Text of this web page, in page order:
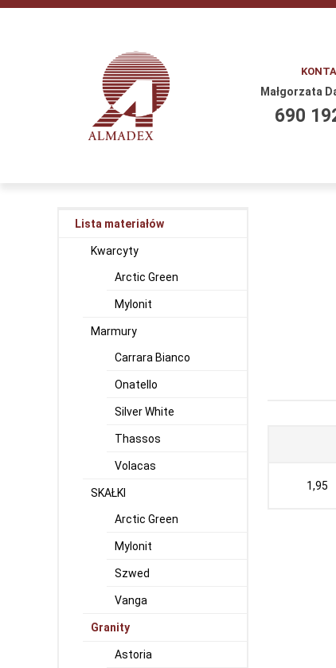
Małgorzata
690
1,95
Lista materiałów
Kwarcyty
Arctic Green
Mylonit
Marmury
Carrara Bianco
Onatello
Silver White
Thassos
Volacas
SKAŁKI
Arctic Green
Mylonit
Szwed
Vanga
Granity
Astoria